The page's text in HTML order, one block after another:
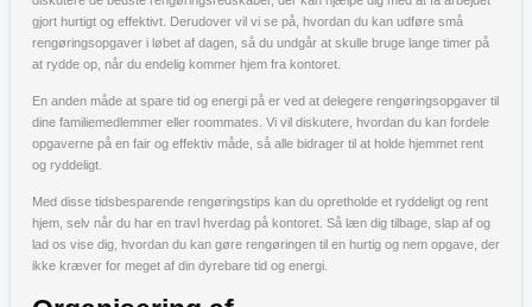
gjort hurtigt og effektivt. Derudover vil vi se på, hvordan du kan udføre små
rengøringsopgaver i løbet af dagen, så du undgår at skulle bruge lange timer på
at rydde op, når du endelig kommer hjem fra kontoret.
En anden måde at spare tid og energi på er ved at delegere rengøringsopgaver til
dine familiemedlemmer eller roommates. Vi vil diskutere, hvordan du kan fordele
opgaverne på en fair og effektiv måde, så alle bidrager til at holde hjemmet rent
og ryddeligt.
Med disse tidsbesparende rengøringstips kan du opretholde et ryddeligt og rent
hjem, selv når du har en travl hverdag på kontoret. Så læn dig tilbage, slap af og
lad os vise dig, hvordan du kan gøre rengøringen til en hurtig og nem opgave, der
ikke kræver for meget af din dyrebare tid og energi.